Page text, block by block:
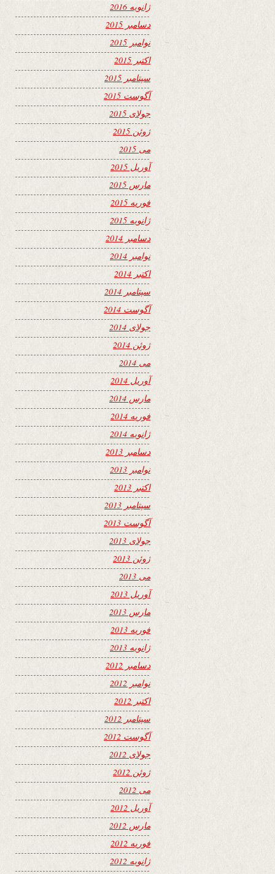
ژانویه 2016
دسامبر 2015
نوامبر 2015
اکتبر 2015
سپتامبر 2015
آگوست 2015
جولای 2015
ژوئن 2015
می 2015
آوریل 2015
مارس 2015
فوریه 2015
ژانویه 2015
دسامبر 2014
نوامبر 2014
اکتبر 2014
سپتامبر 2014
آگوست 2014
جولای 2014
ژوئن 2014
می 2014
آوریل 2014
مارس 2014
فوریه 2014
ژانویه 2014
دسامبر 2013
نوامبر 2013
اکتبر 2013
سپتامبر 2013
آگوست 2013
جولای 2013
ژوئن 2013
می 2013
آوریل 2013
مارس 2013
فوریه 2013
ژانویه 2013
دسامبر 2012
نوامبر 2012
اکتبر 2012
سپتامبر 2012
آگوست 2012
جولای 2012
ژوئن 2012
می 2012
آوریل 2012
مارس 2012
فوریه 2012
ژانویه 2012